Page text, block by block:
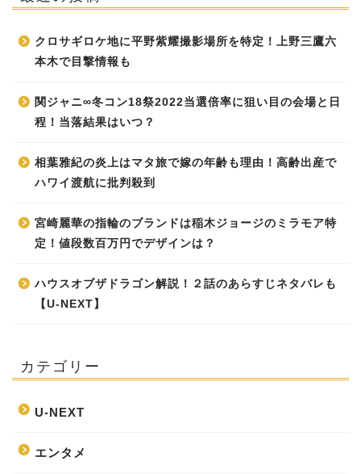
クロサギロケ地に平野紫耀撮影場所を特定！上野三鷹六
本木で目撃情報も
関ジャニ∞冬コン18祭2022当選倍率に狙い目の会場と日
程！当落結果はいつ？
相葉雅紀の炎上はマタ旅で嫁の年齢も理由！高齢出産で
ハワイ渡航に批判殺到
宮崎麗華の指輪のブランドは稲木ジョージのミラモア特
定！値段数百万円でデザインは？
ハウスオブザドラゴン解説！２話のあらすじネタバレも
【U-NEXT】
カテゴリー
U-NEXT
エンタメ